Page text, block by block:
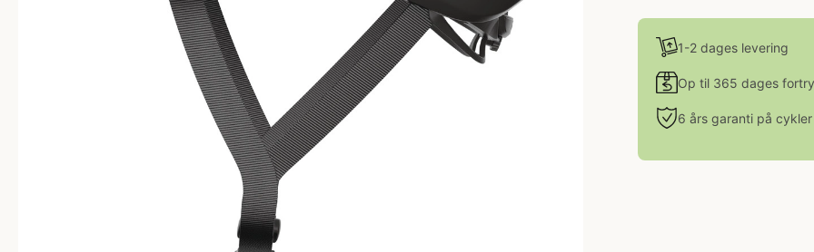
1-2 dages levering
Op til 365 dages
6 års garanti på cykler